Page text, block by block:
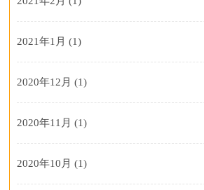
2021年1月 (1)
2020年12月 (1)
2020年11月 (1)
2020年10月 (1)